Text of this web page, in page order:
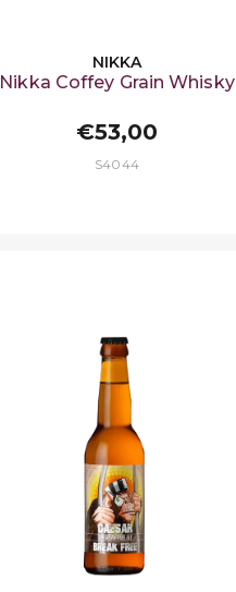
NIKKA
Nikka Coffey Grain Whisky
€53,00
S4044